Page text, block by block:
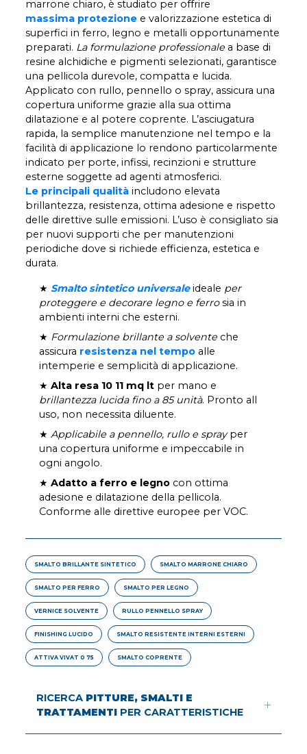
marrone chiaro, è studiato per offrire
massima protezione e valorizzazione estetica di
superfici in ferro, legno e metalli opportunamente
preparati. La formulazione professionale a base di
resine alchidiche e pigmenti selezionati, garantisce
una pellicola durevole, compatta e lucida.
Applicato con rullo, pennello o spray, assicura una
copertura uniforme grazie alla sua ottima
dilatazione e al potere coprente. L’asciugatura
rapida, la semplice manutenzione nel tempo e la
facilità di applicazione lo rendono particolarmente
indicato per porte, infissi, recinzioni e strutture
esterne soggette ad agenti atmosferici.
Le principali qualità includono elevata
brillantezza, resistenza, ottima adesione e rispetto
delle direttive sulle emissioni. L’uso è consigliato sia
per nuovi supporti che per manutenzioni
periodiche dove si richiede efficienza, estetica e
durata.
★ Smalto sintetico universaleideale per
proteggere e decorare legno e ferrosia in
ambienti interni che esterni.
★ Formulazione brillante a solvente che
assicura resistenza nel tempo alle
intemperie e semplicità di applicazione.
★Alta resa 10 11 mq lt per mano e
brillantezza lucida fino a 85 unità. Pronto all
uso, non necessita diluente.
★Applicabile a pennello, rullo e sprayper
una copertura uniforme e impeccabile in
ogni angolo.
★Adatto a ferro e legno con ottima
adesione e dilatazione della pellicola.
Conforme alle direttive europee per VOC.
SMALTO BRILLANTE SINTETICO SMALTO MARRONE CHIARO
SMALTO PER FERRO SMALTO PER LEGNO
VERNICE SOLVENTE RULLO PENNELLO SPRAY
FINISHING LUCIDO SMALTO RESISTENTE INTERNI ESTERNI
ATTIVA VIVAT 0 75 SMALTO COPRENTE
RICERCA PITTURE, SMALTI E
TRATTAMENTI PER CARATTERISTICHE